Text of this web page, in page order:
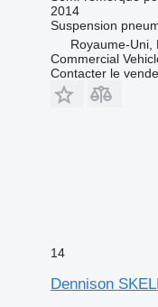
2014
Suspension
Royaume-Uni,
Commercial
Contacter le
14
Dennison